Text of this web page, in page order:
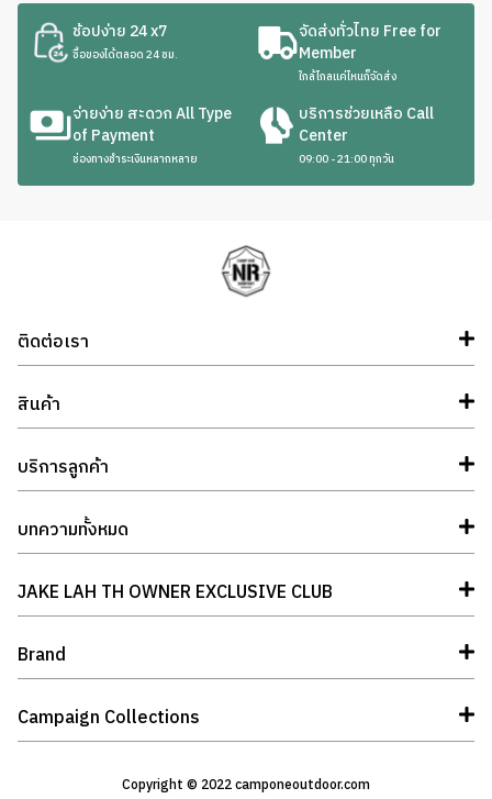
ช้อปง่าย 24 x7
ซื้อของได้ตลอด 24 ชม.
จัดส่งทั่วไทย Free for
Member
ใกล้ไกลแค่ไหนก็จัดส่ง
จ่ายง่าย สะดวก All Type
of Payment
ช่องทางชำระเงินหลากหลาย
บริการช่วยเหลือ Call
Center
09:00 - 21:00 ทุกวัน
ติดต่อเรา
สินค้า
บริการลูกค้า
บทความทั้งหมด
JAKE LAH TH OWNER EXCLUSIVE CLUB
Brand
Campaign Collections
Copyright © 2022 camponeoutdoor.com